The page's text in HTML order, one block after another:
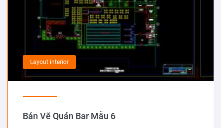
Layout interior
Bản Vẽ Quán Bar Mẫu 6